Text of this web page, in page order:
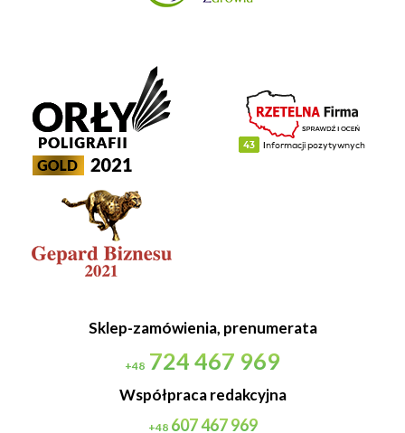
Sklep-zamówienia, prenumerata
+48 724 467 969
Współpraca redakcyjna
+48607 467 969